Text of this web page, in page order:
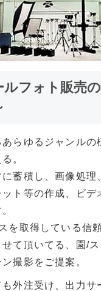
ルフォト販売
らゆるジャンルの
。
に蓄積し、画像処理
ト等の作成、ビデ
を取得している信
て頂いてる、園/
撮影をご提案。
外注受け、出力サ